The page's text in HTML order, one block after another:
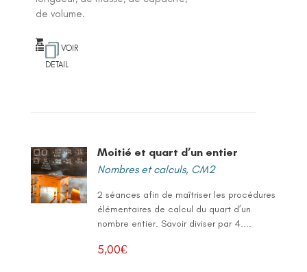
de volume.
VOIR
DETAIL
Moitié et quart d’un entier
Nombres et calculs, CM2
2 séances afin de maîtriser les procédures
élémentaires de calcul du quart d’un
nombre entier. Savoir diviser par 4....
5,00€